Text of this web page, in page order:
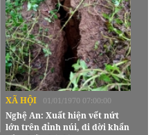
XÃ HỘI 01/01/1970 07:00:00
Nghệ An: Xuất hiện vết nứt
lớn trên đỉnh núi, di dời khẩn